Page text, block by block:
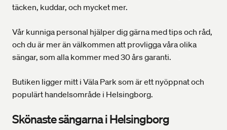
täcken, kuddar, och mycket mer.
Vår kunniga personal hjälper dig gärna med tips och råd,
och du är mer än välkommen att provligga våra olika
sängar, som alla kommer med 30 års garanti.
Butiken ligger mitt i Väla Park som är ett nyöppnat och
populärt handelsområde i Helsingborg.
Skönaste sängarna i Helsingborg